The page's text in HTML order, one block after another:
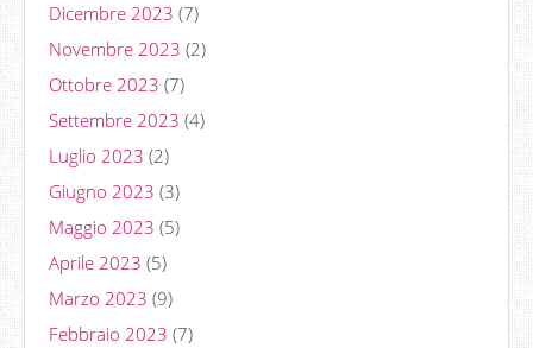
Dicembre 2023 (7)
Novembre 2023 (2)
Ottobre 2023 (7)
Settembre 2023 (4)
Luglio 2023 (2)
Giugno 2023 (3)
Maggio 2023 (5)
Aprile 2023 (5)
Marzo 2023 (9)
Febbraio 2023 (7)